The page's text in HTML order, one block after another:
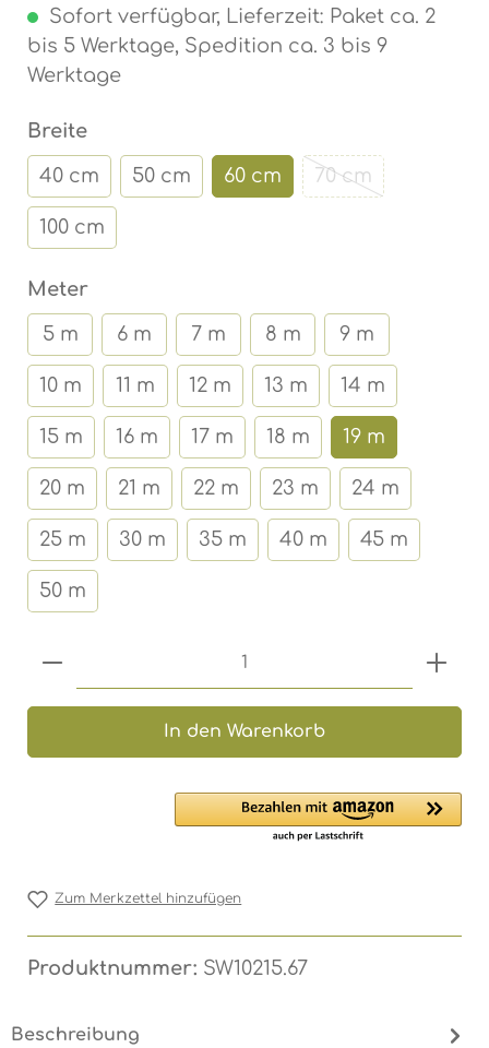
Sofort verfügbar, Lieferzeit: Paket ca. 2
bis 5 Werktage, Spedition ca. 3 bis 9
Werktage
Breiteauswählen
40 cm 50 cm 60 cm 70 cm(Diese Option
100 cm
Meterauswählen
5 m 6 m 7 m 8 m 9 m
10 m 11 m 12 m 13 m 14 m
15 m 16 m 17 m 18 m 19 m
20 m 21 m 22 m 23 m 24 m
25 m 30 m 35 m 40 m 45 m
50 m
Produkt Anzahl: Gib den
In den Warenkorb
Zum Merkzettel hinzufügen
Produktnummer: SW10215.67
Beschreibung